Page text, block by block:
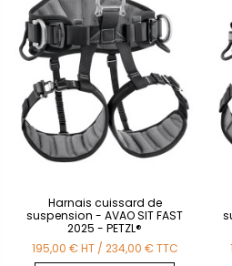
Harnais cuissard de
suspension - AVAO SIT FAST
2025 - PETZL®
195,00 €HT / 234,00 €TTC